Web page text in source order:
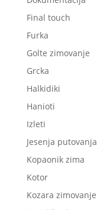
Final touch
Furka
Golte zimovanje
Grcka
Halkidiki
Hanioti
Izleti
Jesenja putovanja
Kopaonik zima
Kotor
Kozara zimovanje